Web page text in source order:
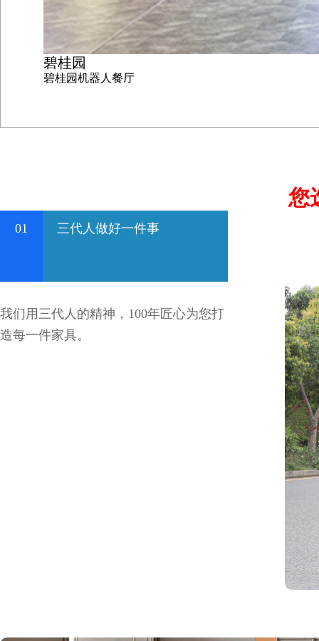
碧桂园
碧桂园机器人餐厅
您
01 三代人做好一件事
我们用三代人的精神，100年匠心为您打
造每一件家具。